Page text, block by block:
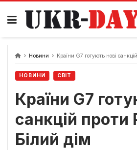
Перейти
вмісту
Новини Країни G7 готують нові
НОВИНИ СВІТ
Країни G7
санкцій проти
Білий дім